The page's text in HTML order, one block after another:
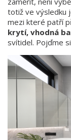
totiž ve výsledku
mezi které patří
krytí, vhodná
svítidel. Pojďme